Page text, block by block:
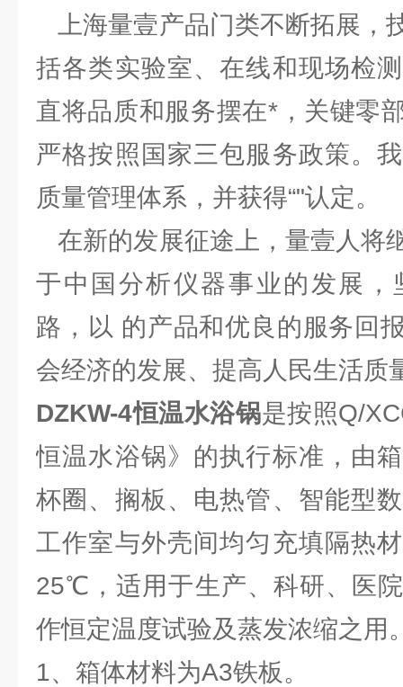
上海量壹产品门类不断拓展，
括各类实验室、在线和现场检
直将品质和服务摆在*，关键零
严格按照国家三包服务政策。
质量管理体系，并获得“"认定。
在新的发展征途上，量壹人将
于中国分析仪器事业的发展，
路，以 的产品和优良的服务回
会经济的发展、提高人民生活质
DZKW-4恒温水浴锅是按照Q/
恒温水浴锅》的执行标准，由
杯圈、搁板、电热管、智能型
工作室与外壳间均匀充填隔热
25℃，适用于生产、科研、医
作恒定温度试验及蒸发浓缩之用
1、箱体材料为A3铁板。